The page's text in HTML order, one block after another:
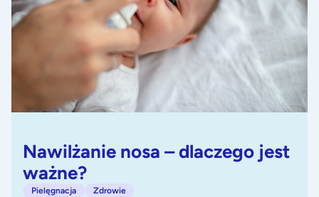
Nawilżanie nosa – dlaczego jest
ważne?
Pielęgnacja Zdrowie